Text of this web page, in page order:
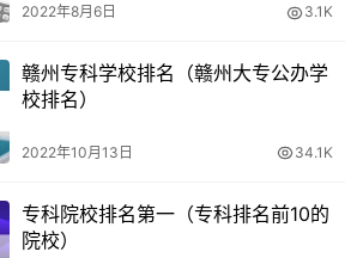
输入新的手机号即可完成。
后，重置密码就简单了。
台
2022年8月6日 3.1K
赣州专科学校排名（赣州大专公办学
校排名）
2022年10月13日 34.1K
专科院校排名第一（专科排名前10的
院校）